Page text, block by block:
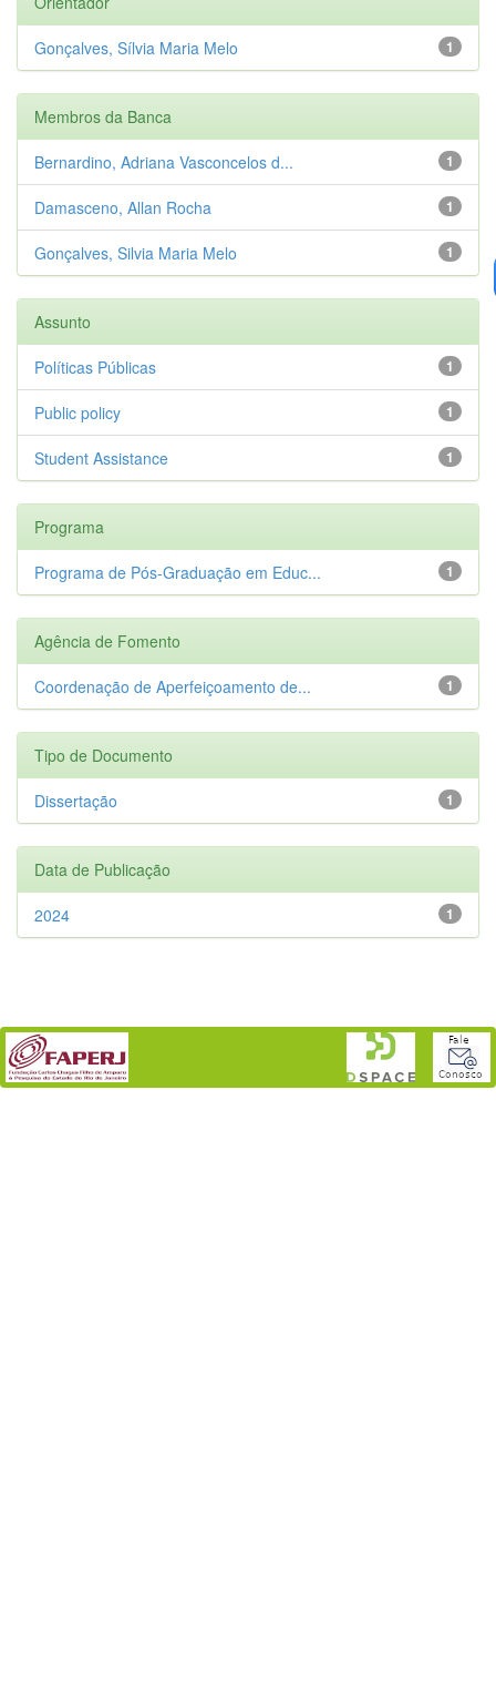
1
Gonçalves, Sílvia Maria Melo
Membros da Banca
1
Bernardino, Adriana Vasconcelos d...
1
Damasceno, Allan Rocha
1
Gonçalves, Silvia Maria Melo
Assunto
1
Políticas Públicas
1
Public policy
1
Student Assistance
Programa
1
Programa de Pós-Graduação em Educ...
Agência de Fomento
1
Coordenação de Aperfeiçoamento de...
Tipo de Documento
1
Dissertação
Data de Publicação
1
2024